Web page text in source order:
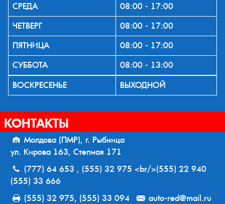
СРЕДА
08:00 - 17:00
ЧЕТВЕРГ
08:00 - 17:00
ПЯТНИЦА
08:00 - 17:00
СУББОТА
08:00 - 13:00
ВОСКРЕСЕНЬЕ
ВЫХОДНОЙ
КОНТАКТЫ
Молдова (ПМР), г. Рыбница
ул. Кирова 163, Степная 171
(777) 64 653 , (555) 32 975 <br/>(555) 22 940
(555) 33 666
(555) 32 975, (555) 33 094
auto-red@mail.ru